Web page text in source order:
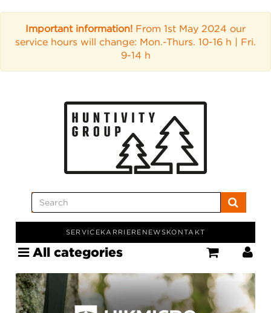
Important information! From 1st May 2024 our
service hours will change: Mon.-Thurs. 10-16 h | Fri.
9-14 h
SERVICEKARRIERE NEWSKONTAKT
All categories